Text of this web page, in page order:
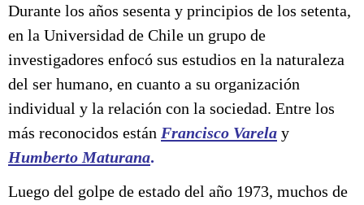
Durante los años sesenta y principios de los setenta,
en la Universidad de Chile un grupo de
investigadores enfocó sus estudios en la naturaleza
del ser humano, en cuanto a su organización
individual y la relación con la sociedad. Entre los
más reconocidos están Francisco Varela y
Humberto Maturana.
Luego del golpe de estado del año 1973, muchos de